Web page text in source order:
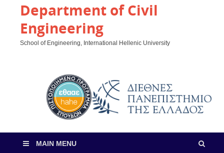
Department of Civil
Engineering
School of Engineering, International Hellenic University
MAIN MENU